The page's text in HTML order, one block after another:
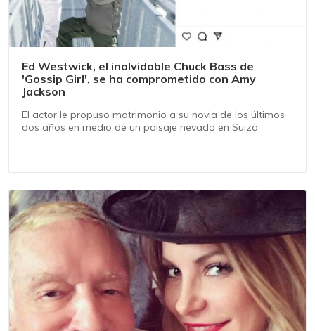
Ed Westwick, el inolvidable Chuck Bass de
'Gossip Girl', se ha comprometido con Amy
Jackson
El actor le propuso matrimonio a su novia de los últimos
dos años en medio de un paisaje nevado en Suiza